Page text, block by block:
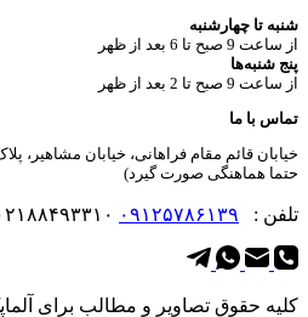
تا چهارشنبه
6 بعد از ظهر
2 بعد از ظهر
با ما
هماهنگی صورت گیرد)
:۰۹۱۲۵۷۸۶۱۳۹۰۲۱۸۸۴۹۳۳۱۰
حقوق تصاویر و مطالب برای آلماپک